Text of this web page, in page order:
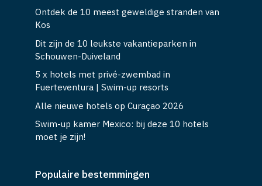
Ontdek de 10 meest geweldige stranden van
Kos
Dit zijn de 10 leukste vakantieparken in
Schouwen-Duiveland
5 x hotels met privé-zwembad in
Fuerteventura | Swim-up resorts
Alle nieuwe hotels op Curaçao 2026
Swim-up kamer Mexico: bij deze 10 hotels
moet je zijn!
Populaire bestemmingen